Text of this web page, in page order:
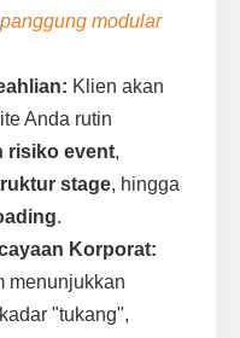
modular
Klien akan
Anda rutin
risiko event,
stage, hingga
.
Korporat:
menunjukkan
"tukang",